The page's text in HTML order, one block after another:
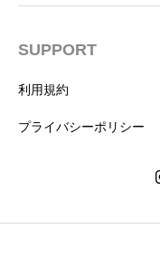
SUPPORT
利用規約
プライバシーポリシー